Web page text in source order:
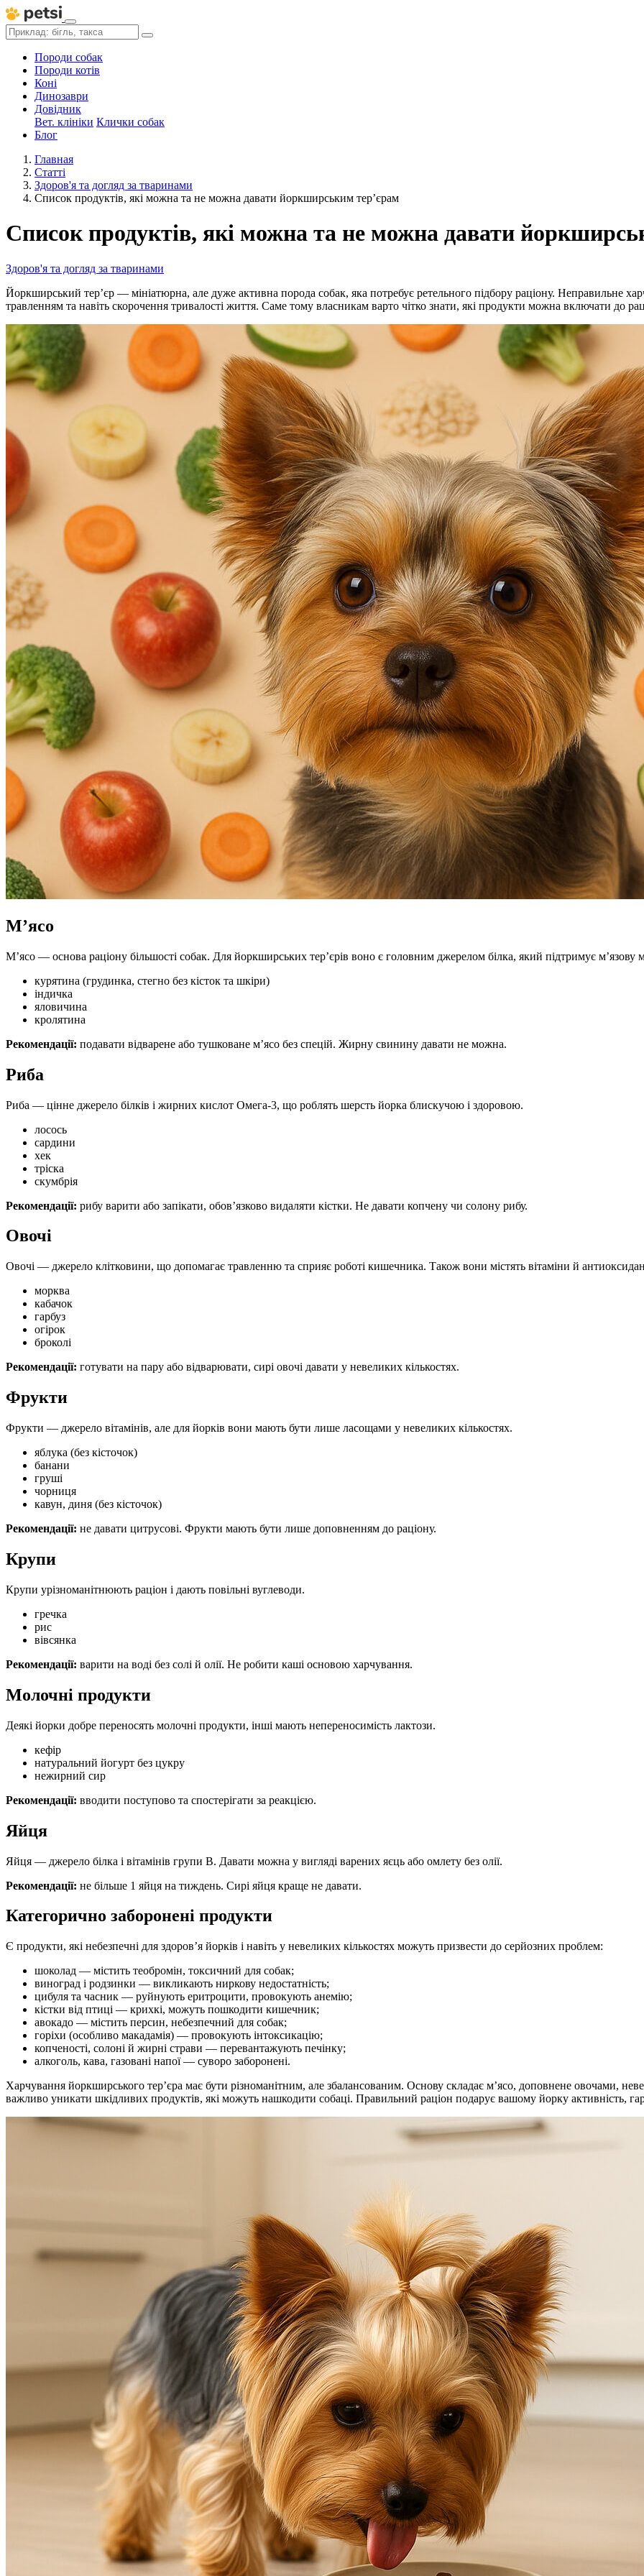
Породи собак
Породи котів
Коні
Динозаври
Довідник
Вет. клініки Клички собак
Блог
Главная
Статті
Здоров'я та догляд за тваринами
Список продуктів, які можна та не можна давати йоркширським тер’єрам
Список продуктів, які можна та не можна давати
Здоров'я та догляд за тваринами
Йоркширський тер’єр — мініатюрна, але дуже активна порода собак, яка потребує ретельного підбору раціону. Неправильне
травленням та навіть скорочення тривалості життя. Саме тому власникам варто чітко знати, які продукти можна включати до
М’ясо
М’ясо — основа раціону більшості собак. Для йоркширських тер’єрів воно є головним джерелом білка, який підтримує м’язову
курятина (грудинка, стегно без кісток та шкіри)
індичка
яловичина
кролятина
Рекомендації: подавати відварене або тушковане м’ясо без спецій. Жирну свинину давати не можна.
Риба
Риба — цінне джерело білків і жирних кислот Омега-3, що роблять шерсть йорка блискучою і здоровою.
лосось
сардини
хек
тріска
скумбрія
Рекомендації: рибу варити або запікати, обов’язково видаляти кістки. Не давати копчену чи солону рибу.
Овочі
Овочі — джерело клітковини, що допомагає травленню та сприяє роботі кишечника. Також вони містять вітаміни й
морква
кабачок
гарбуз
огірок
броколі
Рекомендації: готувати на пару або відварювати, сирі овочі давати у невеликих кількостях.
Фрукти
Фрукти — джерело вітамінів, але для йорків вони мають бути лише ласощами у невеликих кількостях.
яблука (без кісточок)
банани
груші
чорниця
кавун, диня (без кісточок)
Рекомендації: не давати цитрусові. Фрукти мають бути лише доповненням до раціону.
Крупи
Крупи урізноманітнюють раціон і дають повільні вуглеводи.
гречка
рис
вівсянка
Рекомендації: варити на воді без солі й олії. Не робити каші основою харчування.
Молочні продукти
Деякі йорки добре переносять молочні продукти, інші мають непереносимість лактози.
кефір
натуральний йогурт без цукру
нежирний сир
Рекомендації: вводити поступово та спостерігати за реакцією.
Яйця
Яйця — джерело білка і вітамінів групи В. Давати можна у вигляді варених яєць або омлету без олії.
Рекомендації: не більше 1 яйця на тиждень. Сирі яйця краще не давати.
Категорично заборонені продукти
Є продукти, які небезпечні для здоров’я йорків і навіть у невеликих кількостях можуть призвести до серйозних проблем:
шоколад — містить теобромін, токсичний для собак;
виноград і родзинки — викликають ниркову недостатність;
цибуля та часник — руйнують еритроцити, провокують анемію;
кістки від птиці — крихкі, можуть пошкодити кишечник;
авокадо — містить персин, небезпечний для собак;
горіхи (особливо макадамія) — провокують інтоксикацію;
копченості, солоні й жирні страви — перевантажують печінку;
алкоголь, кава, газовані напої — суворо заборонені.
Харчування йоркширського тер’єра має бути різноманітним, але збалансованим. Основу складає м’ясо, доповнене овочами,
важливо уникати шкідливих продуктів, які можуть нашкодити собаці. Правильний раціон подарує вашому йорку активність,